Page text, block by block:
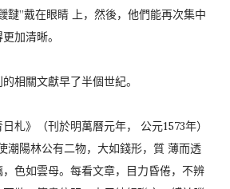
靆”戴在眼睛 上，然後，他們能再次集中
加清晰。
相關文獻早了半個世紀。
札》（刊於明萬曆元年， 公元1573年）
潮陽林公有二物，大如錢形，質 薄而透
色如雲母。每看文章，目力昏倦，不辨